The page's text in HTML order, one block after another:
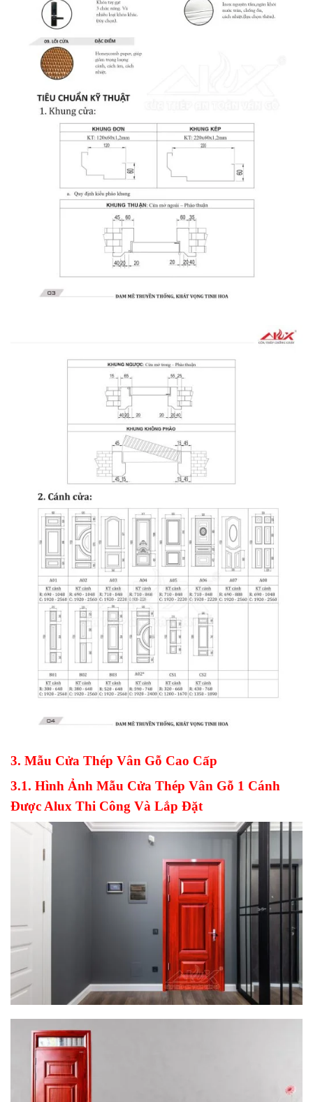
3. Mẫu Cửa Thép Vân Gỗ Cao Cấp
3.1. Hình Ảnh Mẫu Cửa Thép Vân Gỗ 1 Cánh
Được Alux Thi Công Và Lắp Đặt